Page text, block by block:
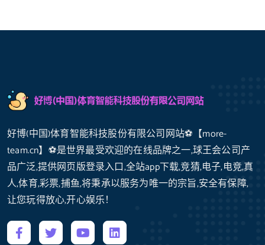
好博(中国)体育智能科技股份有限公司网站⚽️【more-
team.cn】⚽️是世界最受欢迎的在线品牌之一,球王会公司产
品广泛,提供网页版登录入口,全站app下载,竞猜,电子,电竞,真
人,体育,彩票,捕鱼,将秉承以服务为唯一的宗旨,安全有保障,
让您玩得放心,开心娱乐！